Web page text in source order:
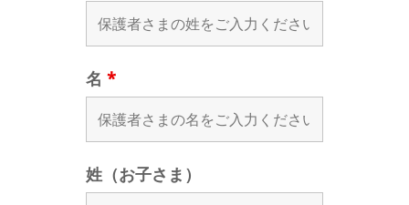
名 *
姓（お子さま）